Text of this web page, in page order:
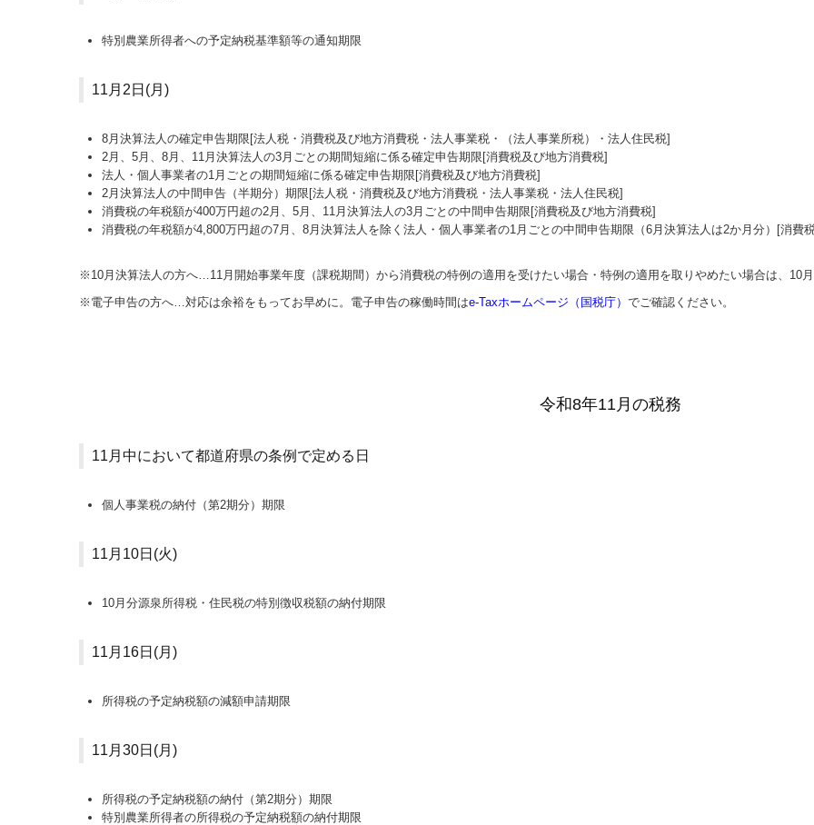
特別農業所得者への予定納税基準額等の通知期限
11月2日(月)
8月決算法人の確定申告期限[法人税・消費税及び地方消費税・法人事業税・（法人事業所税）・法人住民税]
2月、5月、8月、11月決算法人の3月ごとの期間短縮に係る確定申告期限[消費税及び地方消費税]
法人・個人事業者の1月ごとの期間短縮に係る確定申告期限[消費税及び地方消費税]
2月決算法人の中間申告（半期分）期限[法人税・消費税及び地方消費税・法人事業税・法人住民税]
消費税の年税額が400万円超の2月、5月、11月決算法人の3月ごとの中間申告期限[消費税及び地方消費税]
消費税の年税額が4,800万円超の7月、8月決算法人を除く法人・個人事業者の1月ごとの中間申告期限（6月決算法人は2か月分）[消費
※10月決算法人の方へ…11月開始事業年度（課税期間）から消費税の特例の適用を受けたい場合・特例の適用を取りやめたい場合は、10
※電子申告の方へ…対応は余裕をもってお早めに。電子申告の稼働時間はe-Taxホームページ（国税庁） でご確認ください。
令和8年11月の税務
11月中において都道府県の条例で定める日
個人事業税の納付（第2期分）期限
11月10日(火)
10月分源泉所得税・住民税の特別徴収税額の納付期限
11月16日(月)
所得税の予定納税額の減額申請期限
11月30日(月)
所得税の予定納税額の納付（第2期分）期限
特別農業所得者の所得税の予定納税額の納付期限